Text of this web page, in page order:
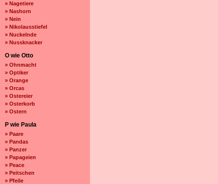
» Nagetiere
» Nashorn
» Nein
» Nikolausstiefel
» Nuckelnde
» Nussknacker
O wie Otto
» Ohnmacht
» Optiker
» Orange
» Orcas
» Ostereier
» Osterkorb
» Ostern
P wie Paula
» Paare
» Pandas
» Panzer
» Papageien
» Peace
» Peitschen
» Pfeile